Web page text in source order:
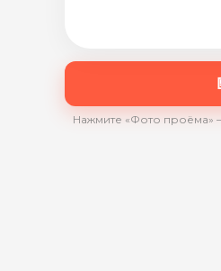
Нажмите «Фото проёма»